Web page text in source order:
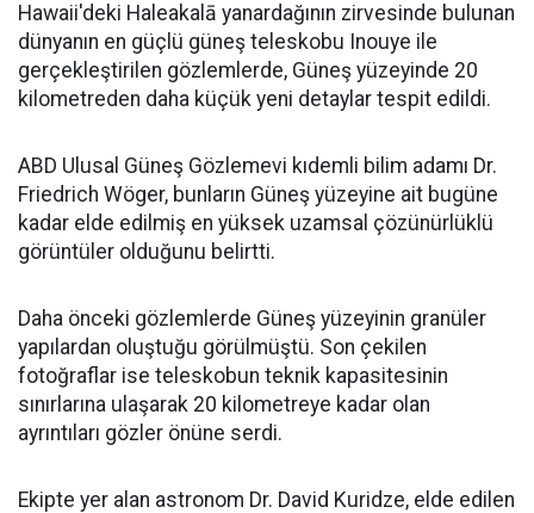
Hawaii'deki Haleakalā yanardağının zirvesinde bulunan
dünyanın en güçlü güneş teleskobu Inouye ile
gerçekleştirilen gözlemlerde, Güneş yüzeyinde 20
kilometreden daha küçük yeni detaylar tespit edildi.
ABD Ulusal Güneş Gözlemevi kıdemli bilim adamı Dr.
Friedrich Wöger, bunların Güneş yüzeyine ait bugüne
kadar elde edilmiş en yüksek uzamsal çözünürlüklü
görüntüler olduğunu belirtti.
Daha önceki gözlemlerde Güneş yüzeyinin granüler
yapılardan oluştuğu görülmüştü. Son çekilen
fotoğraflar ise teleskobun teknik kapasitesinin
sınırlarına ulaşarak 20 kilometreye kadar olan
ayrıntıları gözler önüne serdi.
Ekipte yer alan astronom Dr. David Kuridze, elde edilen